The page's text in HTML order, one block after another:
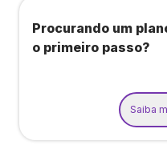
Procurando um
o primeiro passo?
Saiba